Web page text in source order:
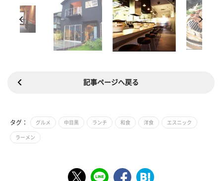
記事ページへ戻る
タグ： グルメ 中目黒 ランチ 和食 洋食 エスニック
ラーメン